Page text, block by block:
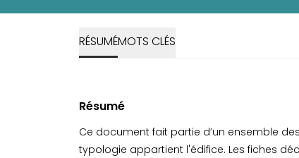
RÉSUMÉMOTS CLÉS
Résumé
Ce document fait partie d’un ensemble
typologie appartient l'édifice. Les fiches